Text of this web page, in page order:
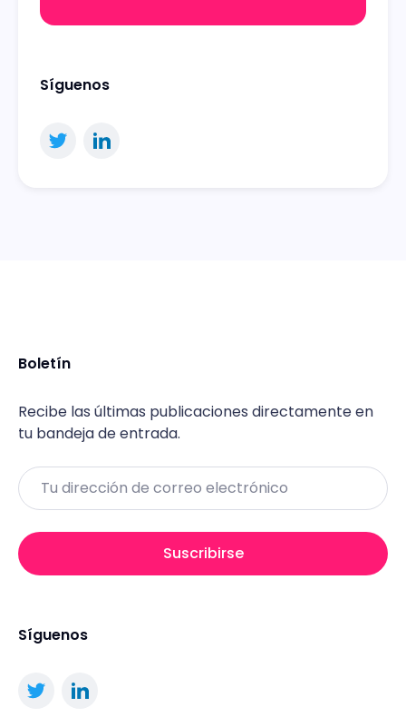
Síguenos
Boletín
Recibe las últimas publicaciones directamente en
tu bandeja de entrada.
Email
Suscribirse
Síguenos